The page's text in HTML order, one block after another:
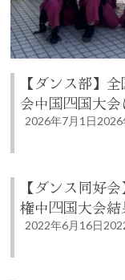
【ダンス部】
会中国四国大
2026年7月1日2026
【ダンス同好
権中四国大会結
2022年6月16日